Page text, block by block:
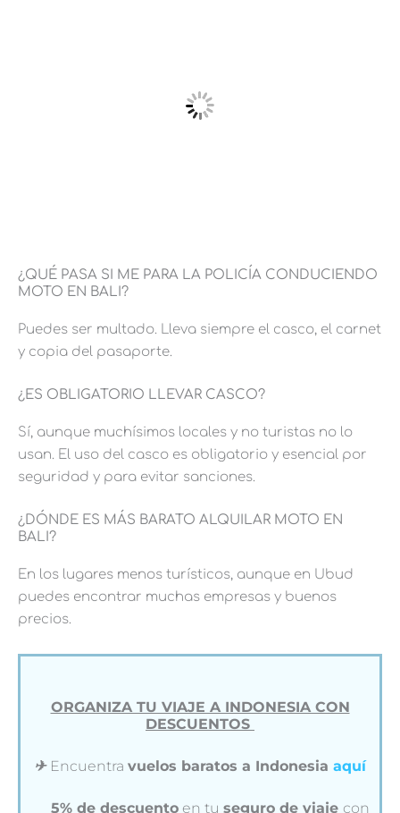
¿QUÉ PASA SI ME PARA LA POLICÍA CONDUCIENDO
MOTO EN BALI?
Puedes ser multado. Lleva siempre el casco, el carnet
y copia del pasaporte.
¿ES OBLIGATORIO LLEVAR CASCO?
Sí, aunque muchísimos locales y no turistas no lo
usan. El uso del casco es obligatorio y esencial por
seguridad y para evitar sanciones.
¿DÓNDE ES MÁS BARATO ALQUILAR MOTO EN
BALI?
En los lugares menos turísticos, aunque en Ubud
puedes encontrar muchas empresas y buenos
precios.
ORGANIZA TU VIAJE A INDONESIA CON
DESCUENTOS
✈︎ Encuentra vuelos baratos a Indonesia aquí
5% de descuento en tuseguro de viaje con